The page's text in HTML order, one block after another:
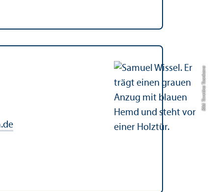
Bild: Tsvetina Tsonkova